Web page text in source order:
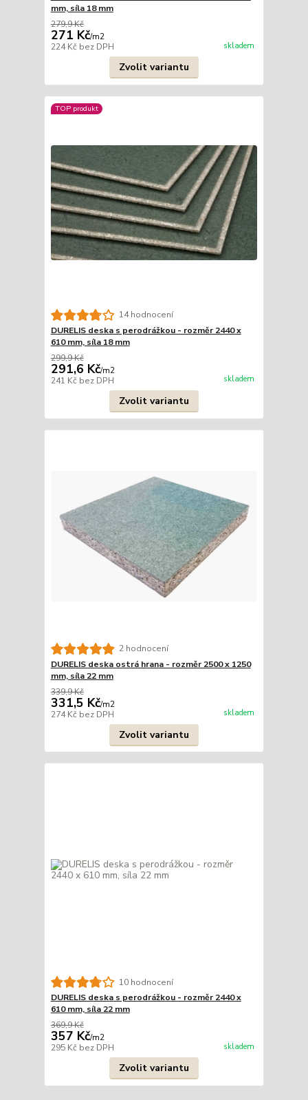
mm, síla 18 mm
279,9 Kč
271 Kč/m2
224 Kč bez DPH skladem
Zvolit variantu
TOP produkt
14 hodnocení
DURELIS deska s perodrážkou - rozměr 2440 x
610 mm, síla 18 mm
299,9 Kč
291,6 Kč/m2
241 Kč bez DPH skladem
Zvolit variantu
2 hodnocení
DURELIS deska ostrá hrana - rozměr 2500 x 1250
mm, síla 22 mm
339,9 Kč
331,5 Kč/m2
274 Kč bez DPH skladem
Zvolit variantu
10 hodnocení
DURELIS deska s perodrážkou - rozměr 2440 x
610 mm, síla 22 mm
369,9 Kč
357 Kč/m2
295 Kč bez DPH skladem
Zvolit variantu